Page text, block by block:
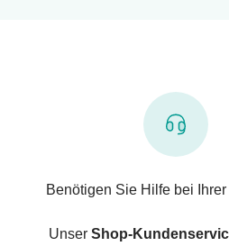
Benötigen Sie Hilfe bei
Unser Shop-